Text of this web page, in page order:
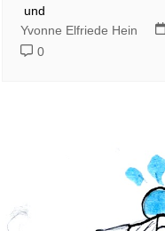
und
Yvonne Elfriede Hein
0